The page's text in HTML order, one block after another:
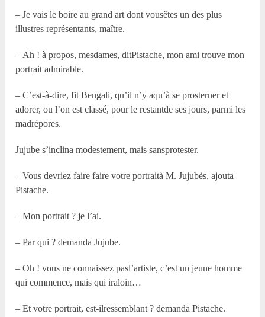
– Je vais le boire au grand art dont vousêtes un des plus
illustres représentants, maître.
– Ah ! à propos, mesdames, ditPistache, mon ami trouve mon
portrait admirable.
– C’est-à-dire, fit Bengali, qu’il n’y aqu’à se prosterner et
adorer, ou l’on est classé, pour le restantde ses jours, parmi les
madrépores.
Jujube s’inclina modestement, mais sansprotester.
– Vous devriez faire faire votre portraità M. Jujubès, ajouta
Pistache.
– Mon portrait ? je l’ai.
– Par qui ? demanda Jujube.
– Oh ! vous ne connaissez pasl’artiste, c’est un jeune homme
qui commence, mais qui iraloin…
– Et votre portrait, est-ilressemblant ? demanda Pistache.